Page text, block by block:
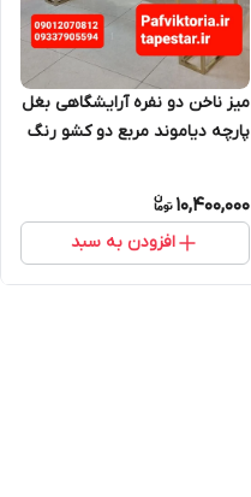
میز ناخن دو نفره آرایشگاهی بغل
پارچه دیاموند مربع دو کشو رنگ
ایران امکان خرید حضوری
10,400,000
افزودن به سبد